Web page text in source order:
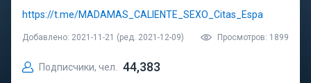
https://t.me/MADAMAS_CALIENTE_SEXO_Citas_Espa
Добавлено: 2021-11-21 (ред. 2021-12-09) Просмотров: 1899
Подписчики, чел. 44,383